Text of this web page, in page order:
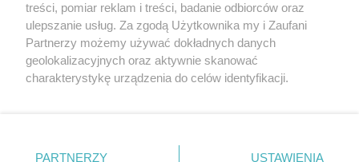
O nas
treści, pomiar reklam i treści, badanie odbiorców oraz
ulepszanie usług. Za zgodą Użytkownika my i Zaufani
Partnerzy możemy używać dokładnych danych
geolokalizacyjnych oraz aktywnie skanować
charakterystykę urządzenia do celów identyfikacji.
zmienić/wycofać klikając przycisk ustawień prywatności
PARTNERZY USTAWIENIA